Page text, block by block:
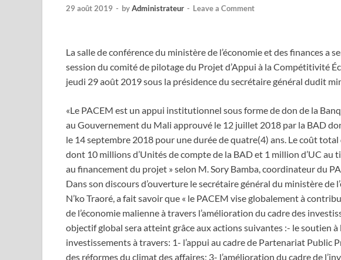
29 août 2019 - byAdministrateur - Leave a Comment
La salle de conférence du ministère de l’économie et des finances a
session du comité de pilotage du Projet d’Appui à la Compétitivité
jeudi 29 août 2019 sous la présidence du secrétaire général dudit
«Le PACEM est un appui institutionnel sous forme de don de la
au Gouvernement du Mali approuvé le 12 juillet 2018 par la BAD
le 14 septembre 2018 pour une durée de quatre(4) ans. Le coût
dont 10 millions d’Unités de compte de la BAD et 1 million d’UC
au financement du projet » selon M. Sory Bamba, coordinateur du
Dans son discours d’ouverture le secrétaire général du ministère de
N’ko Traoré, a fait savoir que « le PACEM vise globalement à
de l’économie malienne à travers l’amélioration du cadre des
objectif global sera atteint grâce aux actions suivantes :- le soutien
investissements à travers: 1- l’appui au cadre de Partenariat Public
des réformes du climat des affaires; 3- l’amélioration du cadre de